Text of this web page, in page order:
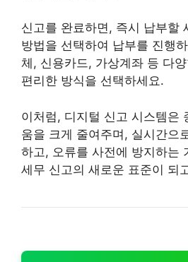
신고를 완료하면, 즉시 납부할
방법을 선택하여 납부를 진행
체, 신용카드, 가상계좌 등 다
편리한 방식을 선택하세요.
이처럼, 디지털 신고 시스템은
움을 크게 줄여주며, 실시간으
하고, 오류를 사전에 방지하는
세무 신고의 새로운 표준이 되